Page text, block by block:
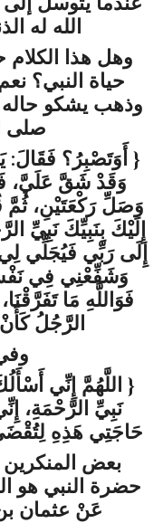
الله له
وهل هذا
حياة النبي؟
وذهب يشكو حاله
صلى
{ أَوَتَصْبِرُ؟ فَقَالَ:
وَقَدْ شَقَّ عَلَيَّ،
وَصَلِّ رَكْعَتَيْنِ، ثُمَّ
إِلَيْكَ بِنَبِيِّكَ نَبِيِّ
إِلَى رَبِّي فَيُجَلِّي
وَشَفِّعْنِي فِي
فَوَاللَّهِ مَا
الرَّجُلُ
{ اللَّهُمَّ إِنِّي
نَبِيِّ الرَّحْمَةِ،
حَاجَتِي هَذِهِ
بعض
حضرة النبي هو
عَنْ عثمان